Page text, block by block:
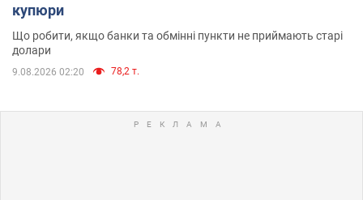
купюри
Що робити, якщо банки та обмінні пункти не приймають старі
долари
9.08.2026 02:20 78,2 т.